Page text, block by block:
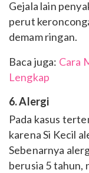
Gejala lain
perut
demam ringan.
Baca juga: Cara
Lengkap
6. Alergi
Pada kasus
karena Si Kecil
Sebenarnya
berusia 5 tahun,